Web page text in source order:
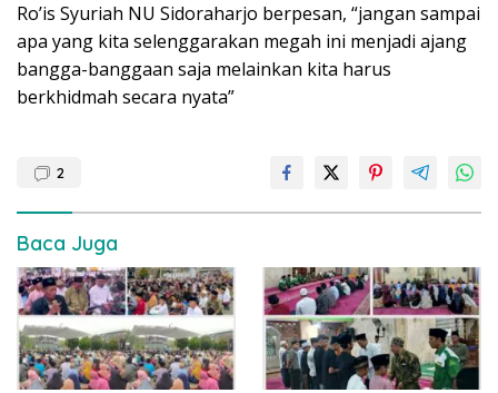
Ro’is Syuriah NU Sidoraharjo berpesan, “jangan sampai
apa yang kita selenggarakan megah ini menjadi ajang
bangga-banggaan saja melainkan kita harus
berkhidmah secara nyata”
2
Baca Juga